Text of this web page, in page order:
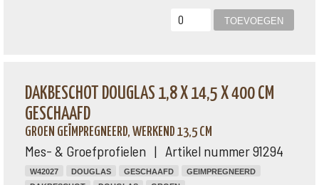
DAKBESCHOT DOUGLAS 1,8 X 14,5 X 400 CM
GESCHAAFD
GROEN GEÏMPREGNEERD, WERKEND 13,5 CM
Mes- & Groefprofielen | Artikel nummer 91294
W42027 DOUGLAS GESCHAAFD
GEIMPREGNEERD